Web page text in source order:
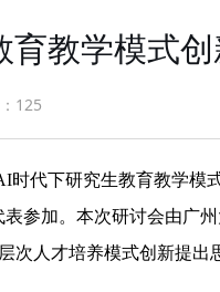
教学模式
125
时代下研究生教育教学
参加。本次研讨会由广
次人才培养模式创新提出